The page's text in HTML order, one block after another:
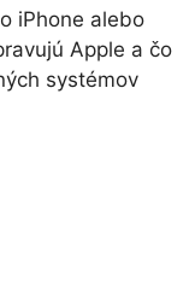
iPhone alebo
Apple a čo
systémov